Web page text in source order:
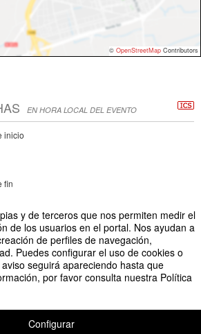
y de terceros que nos permiten medir el
de los usuarios en el portal. Nos ayudan a
de perfiles de navegación,
Puedes configurar el uso de cookies o
seguirá apareciendo hasta que
por favor consulta nuestra Política
Configurar
© OpenStreetMap Contributors
EN HORA LOCAL DEL EVENTO
inicio
fin
propuestas y visiones sobre nuestra
Organizado por Rectoría